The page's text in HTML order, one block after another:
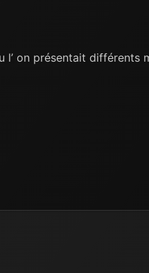
on présentait différents